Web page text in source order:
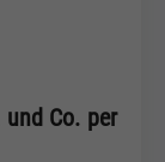
Co. per